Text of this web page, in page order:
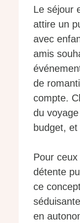
Le séjour
attire un
avec
amis
de
compte.
du
budget, et
Pour
détente
ce
en